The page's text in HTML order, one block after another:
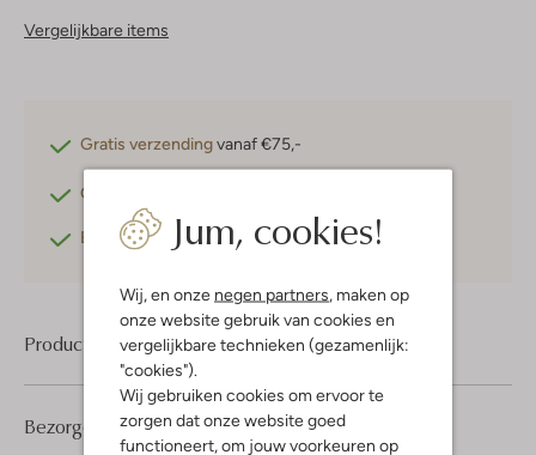
Jum, cookies!
Wij, en onze negen partners , maken op
onze website gebruik van cookies en
vergelijkbare technieken (gezamenlijk:
"cookies").
Wij gebruiken cookies om ervoor te
zorgen dat onze website goed
functioneert, om jouw voorkeuren op
Vergelijkbare items
Gratis verzendingvanaf €75,-
Gratis retourneren
Betaal achterafmet Klarna
Product informatie
Bezorgen & retourneren